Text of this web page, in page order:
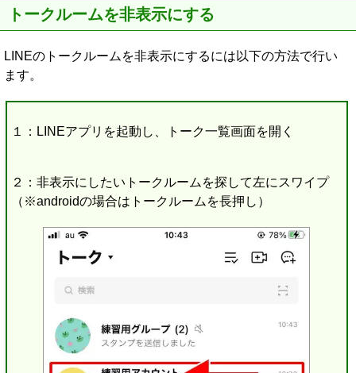
トークルームを非表示にする
LINEのトークルームを非表示にするには以下の方法で行い
ます。
１：LINEアプリを起動し、トーク一覧画面を開く
２：非表示にしたいトークルームを探して左にスワイプ
（※androidの場合はトークルームを長押し）